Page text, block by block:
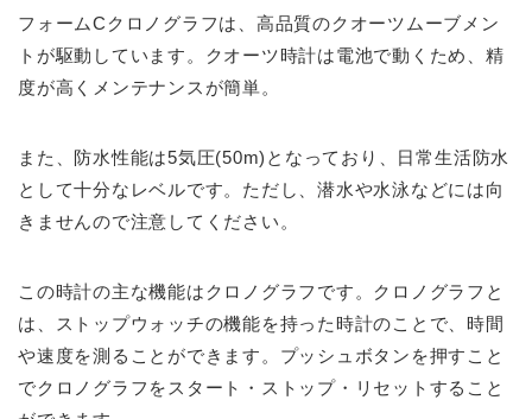
フォームCクロノグラフは、高品質のクオーツムーブメン
トが駆動しています。クオーツ時計は電池で動くため、精
度が高くメンテナンスが簡単。
また、防水性能は5気圧(50m)となっており、日常生活防水
として十分なレベルです。ただし、潜水や水泳などには向
きませんので注意してください。
この時計の主な機能はクロノグラフです。クロノグラフと
は、ストップウォッチの機能を持った時計のことで、時間
や速度を測ることができます。プッシュボタンを押すこと
でクロノグラフをスタート・ストップ・リセットすること